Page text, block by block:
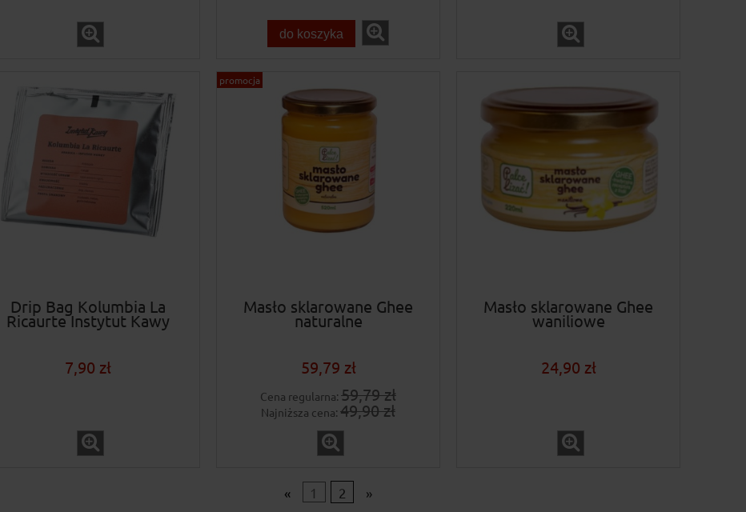
do koszyka
Drip Bag Kolumbia La
Ricaurte Instytut Kawy
7,90 zł
Masło sklarowane Ghee
naturalne
59,79 zł
Cena regularna: 59,79 zł
Najniższa cena: 49,90 zł
promocja
Masło sklarowane Ghee
waniliowe
24,90 zł
« 1 2 »